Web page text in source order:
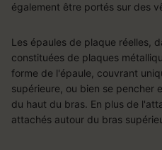
également être portés sur des
Les épaules de plaque réelles,
constituées de plaques
forme de l'épaule, couvrant
supérieure, ou bien se pencher
du haut du bras. En plus de
attachés autour du bras